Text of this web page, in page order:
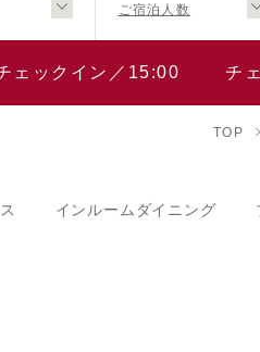
ご宿泊人数
ェックイン／15:00 チ
TOP
インルームダイニング